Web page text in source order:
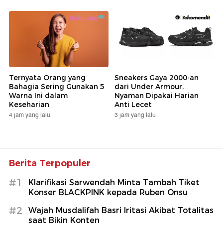
Ternyata Orang yang
Bahagia Sering Gunakan 5
Warna Ini dalam
Keseharian
4 jam yang lalu
Sneakers Gaya 2000-an
dari Under Armour,
Nyaman Dipakai Harian
Anti Lecet
3 jam yang lalu
Berita Terpopuler
#1
Klarifikasi Sarwendah Minta Tambah Tiket
Konser BLACKPINK kepada Ruben Onsu
#2
Wajah Musdalifah Basri Iritasi Akibat Totalitas
saat Bikin Konten